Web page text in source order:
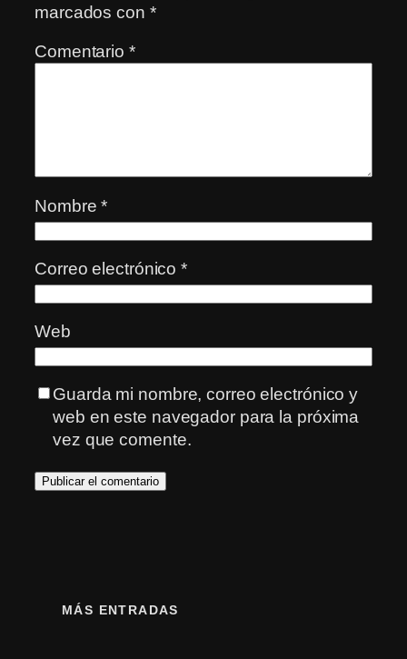
marcados con *
Comentario *
Nombre*
Correo electrónico*
Web
Guarda mi nombre, correo electrónico y
web en este navegador para la próxima
vez que comente.
MÁS ENTRADAS